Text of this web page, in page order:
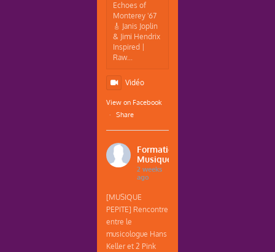
Echoes of
Monterey '67
🎸 Janis Joplin
& Jimi Hendrix
Inspired |
Raw...
Vidéo
View on Facebook
·
Share
Formations
Musique
2 weeks
ago
[MUSIQUE
PEPITE] Rencontre
entre le
musicologue Hans
Keller et 2 Pink